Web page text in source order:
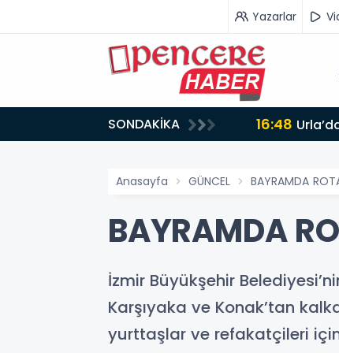
Yazarlar
SONDAKİKA 16:48
Anasayfa GÜNCEL BAYRAMDA
BAYRAMDA
İzmir Büyükşehir
Karşıyaka ve Konak’tan
yurttaşlar ve refakatçileri